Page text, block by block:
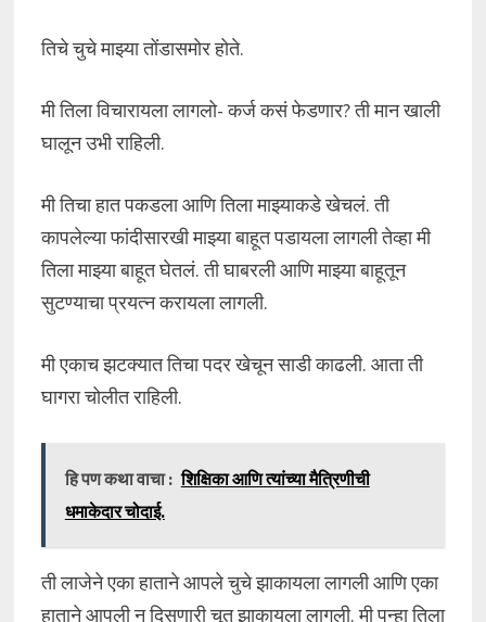
तिचे चुचे माझ्या तोंडासमोर होते.
मी तिला विचारायला लागलो- कर्ज कसं फेडणार? ती मान खाली
घालून उभी राहिली.
मी तिचा हात पकडला आणि तिला माझ्याकडे खेचलं. ती
कापलेल्या फांदीसारखी माझ्या बाहूत पडायला लागली तेव्हा मी
तिला माझ्या बाहूत घेतलं. ती घाबरली आणि माझ्या बाहूतून
सुटण्याचा प्रयत्न करायला लागली.
मी एकाच झटक्यात तिचा पदर खेचून साडी काढली. आता ती
घागरा चोलीत राहिली.
हि पण कथा वाचा : शिक्षिका आणि त्यांच्या मैत्रिणीची
धमाकेदार चोदाई.
ती लाजेने एका हाताने आपले चुचे झाकायला लागली आणि एका
हाताने आपली न दिसणारी चूत झाकायला लागली. मी पुन्हा तिला